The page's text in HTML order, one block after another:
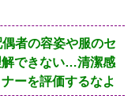
者の容姿や服のセ
解できない…清潔感
ーを評価するなよ